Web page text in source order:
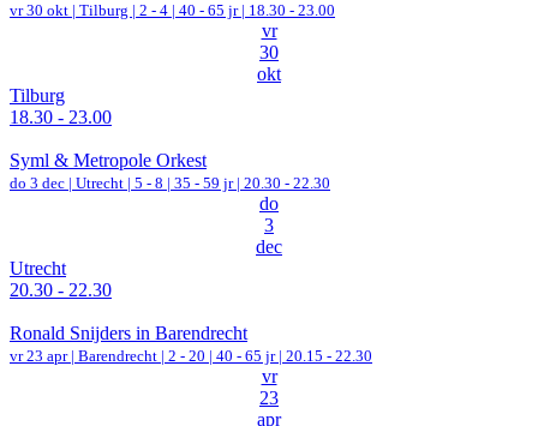
vr 30 okt | Tilburg | 2 - 4 | 40 - 65 jr | 18.30 - 23.00
vr
30
okt
Tilburg
18.30 - 23.00
Syml & Metropole Orkest
do 3 dec | Utrecht | 5 - 8 | 35 - 59 jr | 20.30 - 22.30
do
3
dec
Utrecht
20.30 - 22.30
Ronald Snijders in Barendrecht
vr 23 apr | Barendrecht | 2 - 20 | 40 - 65 jr | 20.15 - 22.30
vr
23
apr